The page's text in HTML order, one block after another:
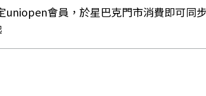
uniopen會員，於星巴克門市消費即可同